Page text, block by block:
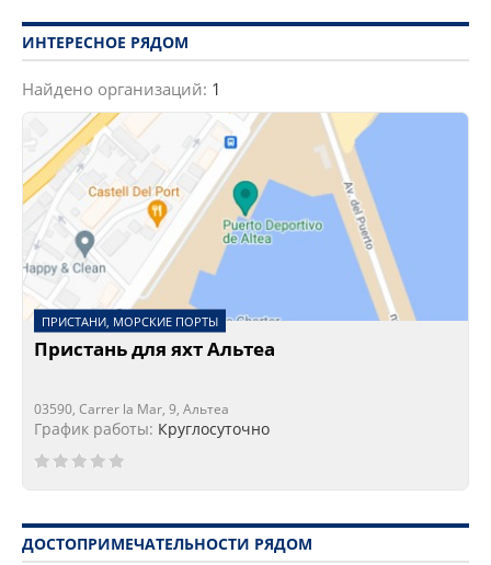
ИНТЕРЕСНОЕ РЯДОМ
Найдено организаций: 1
ПРИСТАНИ, МОРСКИЕ ПОРТЫ
Пристань для яхт Альтеа
03590, Carrer la Mar, 9, Альтеа
График работы: Круглосуточно
ДОСТОПРИМЕЧАТЕЛЬНОСТИ РЯДОМ